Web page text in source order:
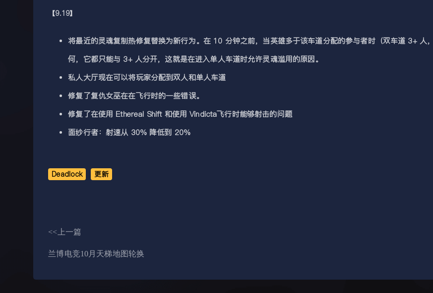
【9.19】
将最近的灵魂复制热修复替换为新行为。在 10 分钟之前，当英雄多于该车道分配的参与者时（双车道 3+
何，它都只能与 3+ 人分开，这就是在进入单人车道时允许灵魂滥用的原因。
私人大厅现在可以将玩家分配到双人和单人车道
修复了复仇女巫在在飞行时的一些错误。
修复了在使用 Ethereal Shift 和使用 Vindicta飞行时能够射击的问题
面纱行者：射速从 30% 降低到 20%
Deadlock 更新
<<上一篇
兰博电竞10月天梯地图轮换